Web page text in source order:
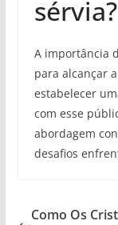
sérvia?
A importância
para alcançar
estabelecer
com esse
abordagem
desafios
Como Os